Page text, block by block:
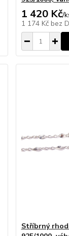
1 420 Kč/
1 174 Kč bez
Stříbrný